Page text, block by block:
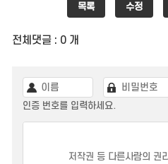
목록 수정
전체댓글 : 0 개
인증 번호를 입력하세요.